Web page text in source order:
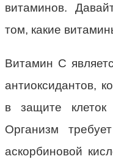
витаминов.
том, какие
Витамин С
антиоксидантов,
в защите клеток
Организм
аскорбиновой